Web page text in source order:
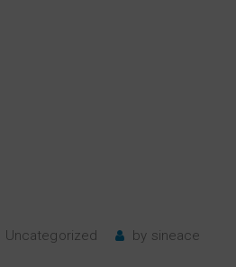
Uncategorized by sineace